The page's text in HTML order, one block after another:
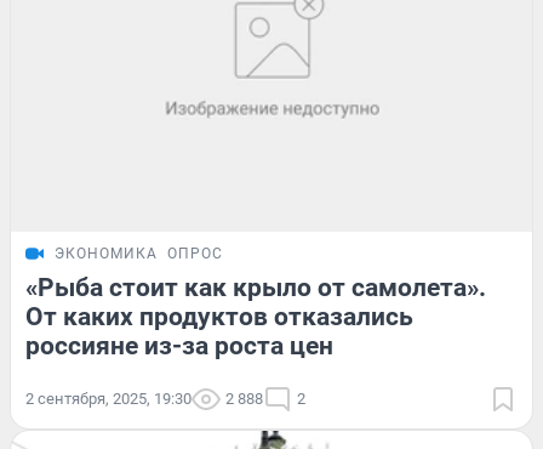
ЭКОНОМИКА ОПРОС
«Рыба стоит как крыло от самолета».
От каких продуктов отказались
россияне из-за роста цен
2 сентября, 2025, 19:30 2 888 2